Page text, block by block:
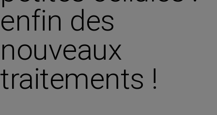
enfin des
nouveaux
traitements !